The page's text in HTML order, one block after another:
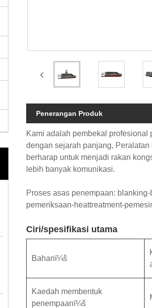
Penerangan Produk
Kami adalah pembekal
dengan sejarah panjang,
berharap untuk menjadi rakan
lebih banyak komunikasi.
Proses asas penempaan:
pemeriksaan-heattreatment-
Ciri/spesifikasi utama
Bahanï¼š
Kaedah membentuk
penempaanï¼š